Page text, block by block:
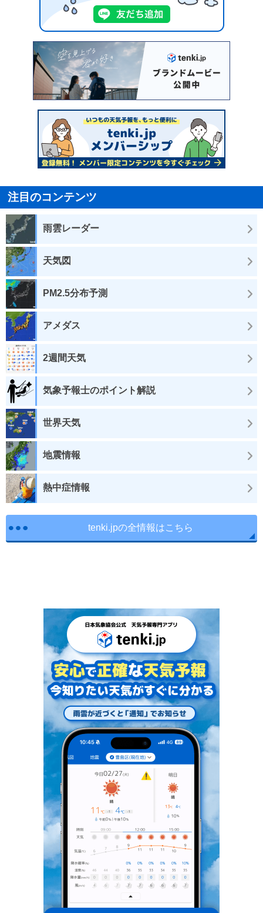
注目のコンテンツ
雨雲レーダー
天気図
PM2.5分布予測
アメダス
2週間天気
気象予報士のポイント解説
世界天気
地震情報
熱中症情報
tenki.jpの全情報はこちら